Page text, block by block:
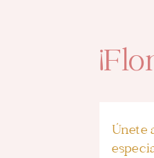
Únete